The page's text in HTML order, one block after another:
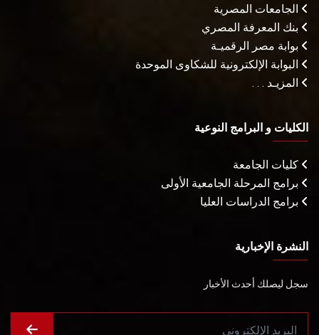
الجامعات المصرية
بنك المعرفة المصري
بوابة مصر الرقميـة
البوابة الإلكترونية للشكاوى الموحدة
المزيـد . . .
الكليات و البرامج النوعية
كليات الجامعة
برامج المرحلة الجامعية الأولى
برامج الدراسات العليا
النشرة الإخبارية
سجل ليصلك أحدث الأخبار